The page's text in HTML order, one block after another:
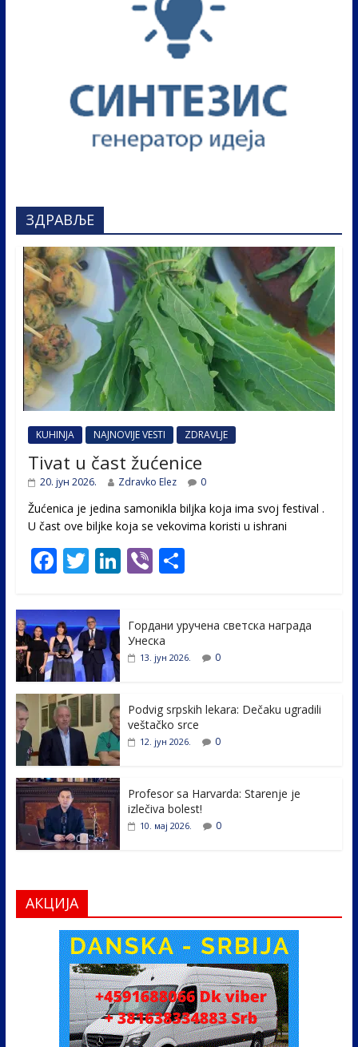
ЗДРАВЉЕ
KUHINJA NAJNOVIJE VESTI ZDRAVLJE
Tivat u čast žućenice
20. јун 2026. Zdravko Elez 0
Žućenica je jedina samonikla biljka koja ima svoj festival .
U čast ovе biljke koja se vekovima koristi u ishrani
F
e
b
o
o
k
T
itt
er
Li
e
dI
Vi S
e
Гордани уручена светска награда
Унеска
13. јун 2026. 0
Podvig srpskih lekara: Dečaku ugradili
veštačko srce
12. јун 2026. 0
Profesor sa Harvarda: Starenje je
izlečiva bolest!
10. мај 2026. 0
АКЦИЈА